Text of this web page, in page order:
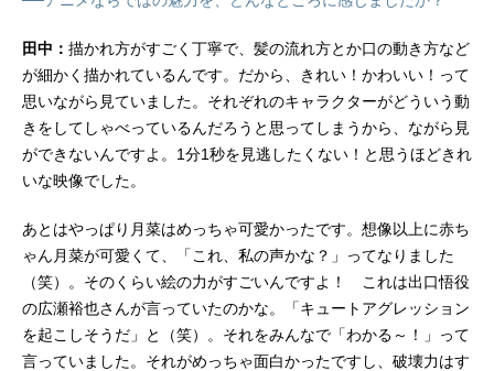
田中： 描かれ方がすごく丁寧で、髪の流れ方とか口の動き方など
が細かく描かれているんです。だから、きれい！かわいい！って
思いながら見ていました。それぞれのキャラクターがどういう動
きをしてしゃべっているんだろうと思ってしまうから、ながら見
ができないんですよ。1分1秒を見逃したくない！と思うほどきれ
いな映像でした。
あとはやっぱり月菜はめっちゃ可愛かったです。想像以上に赤ち
ゃん月菜が可愛くて、「これ、私の声かな？」ってなりました
（笑）。そのくらい絵の力がすごいんですよ！ これは出口悟役
の広瀬裕也さんが言っていたのかな。「キュートアグレッション
を起こしそうだ」と（笑）。それをみんなで「わかる～！」って
言っていました。それがめっちゃ面白かったですし、破壊力はす